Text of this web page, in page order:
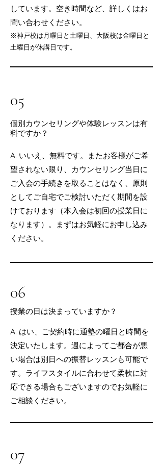
しています。空き時間など、詳しくはお
問い合わせください。
​※神戸校は月曜日と土曜日、大阪校は金曜日と
土曜日が休講日です。
05
個別カウンセリングや体験レッスンは有
料ですか？
A. いいえ、無料です。またお客様がご希
望されない限り、カウンセリング当日に
ご入会の手続きを取ることはなく、原則
としてご自宅でご検討いただく期間を設
けております（本入会は初回の授業日に
なります）。まずはお気軽にお申し込み
ください。
06
授業の日は決まっていますか？
A. はい、ご契約時に通塾の曜日と時間を
決定いたします。週によってご都合が悪
い場合は別日への振替レッスンも可能で
す。ライフスタイルに合わせて柔軟に対
応できる場合もございますのでお気軽に
ご相談ください。
07